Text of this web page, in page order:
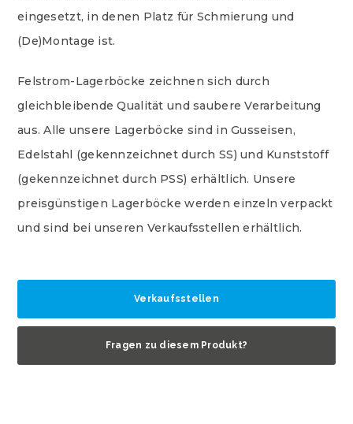
eingesetzt, in denen Platz für Schmierung und
(De)Montage ist.
Felstrom-Lagerböcke zeichnen sich durch
gleichbleibende Qualität und saubere Verarbeitung
aus. Alle unsere Lagerböcke sind in Gusseisen,
Edelstahl (gekennzeichnet durch SS) und Kunststoff
(gekennzeichnet durch PSS) erhältlich. Unsere
preisgünstigen Lagerböcke werden einzeln verpackt
und sind bei unseren Verkaufsstellen erhältlich.
Verkaufsstellen
Fragen zu diesem Produkt?